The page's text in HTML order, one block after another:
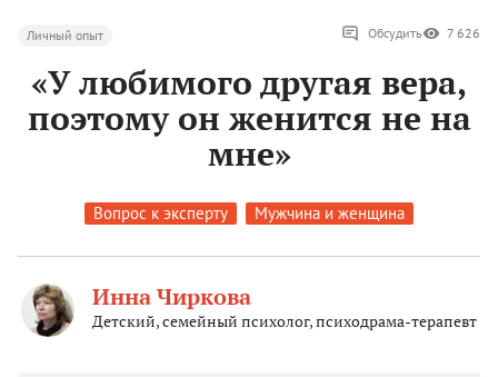
Личный опыт Обсудить 7 626
«У любимого другая вера,
поэтому он женится не на
мне»
Вопрос к эксперту Мужчина и женщина
Инна Чиркова
Детский, семейный психолог, психодрама-терапевт